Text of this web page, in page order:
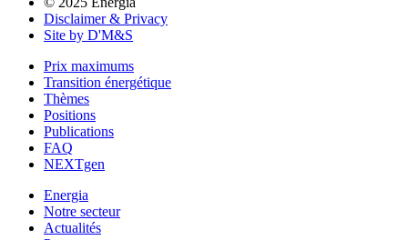
Disclaimer & Privacy
Site by D'M&S
Prix maximums
Transition énergétique
Thèmes
Positions
Publications
FAQ
NEXTgen
Energia
Notre secteur
Actualités